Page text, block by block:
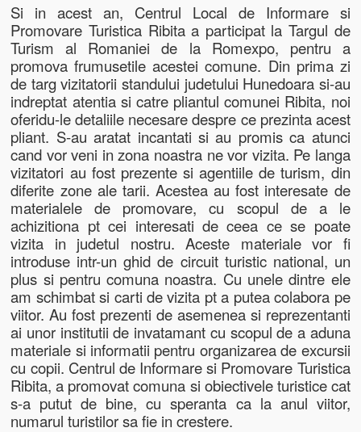
Si in acest an, Centrul Local de Informare si
Promovare Turistica Ribita a participat la Targul de
Turism al Romaniei de la Romexpo, pentru a
promova frumusetile acestei comune. Din prima zi
de targ vizitatorii standului judetului Hunedoara si-au
indreptat atentia si catre pliantul comunei Ribita, noi
oferidu-le detaliile necesare despre ce prezinta acest
pliant. S-au aratat incantati si au promis ca atunci
cand vor veni in zona noastra ne vor vizita. Pe langa
vizitatori au fost prezente si agentiile de turism, din
diferite zone ale tarii. Acestea au fost interesate de
materialele de promovare, cu scopul de a le
achizitiona pt cei interesati de ceea ce se poate
vizita in judetul nostru. Aceste materiale vor fi
introduse intr-un ghid de circuit turistic national, un
plus si pentru comuna noastra. Cu unele dintre ele
am schimbat si carti de vizita pt a putea colabora pe
viitor. Au fost prezenti de asemenea si reprezentanti
ai unor institutii de invatamant cu scopul de a aduna
materiale si informatii pentru organizarea de excursii
cu copii. Centrul de Informare si Promovare Turistica
Ribita, a promovat comuna si obiectivele turistice cat
s-a putut de bine, cu speranta ca la anul viitor,
numarul turistilor sa fie in crestere.